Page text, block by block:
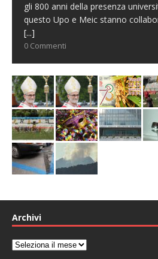
gli 800 anni della presenza
questo Upo e Meic stanno
[...]
0 Commenti
Archivi
Archivi